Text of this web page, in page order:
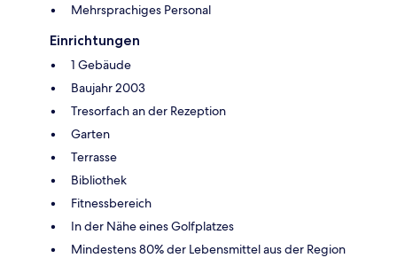
Mehrsprachiges Personal
Einrichtungen
1 Gebäude
Baujahr 2003
Tresorfach an der Rezeption
Garten
Terrasse
Bibliothek
Fitnessbereich
In der Nähe eines Golfplatzes
Mindestens 80% der Lebensmittel aus der Region